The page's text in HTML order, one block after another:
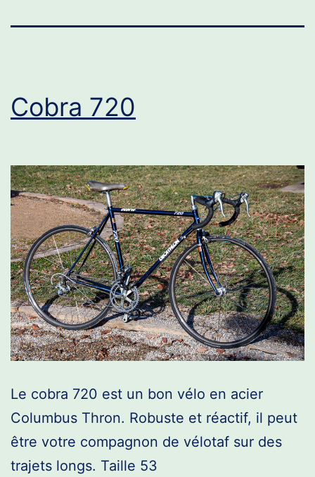
Cobra 720
Le cobra 720 est un bon vélo en acier
Columbus Thron. Robuste et réactif, il peut
être votre compagnon de vélotaf sur des
trajets longs. Taille 53